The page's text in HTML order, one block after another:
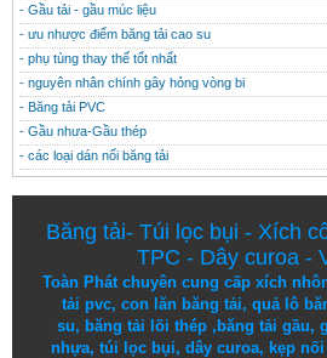
- Gầu tải - gầu múc liệu
- ưu nhược điểm băng tải cao su
- phụ tùng thay thế tốt nhất
- nguyên nhân chính gây hỏng vòng bi
- Băng tải PVC
- Gầu nhưa-Gầu thép
- các loại dán nối băng tải
Băng tải- Túi lọc bụi - Xích
TPC - Dây curoa -
Toàn Phát chuyên cung cấp xích
tải pvc,con lăn băng tải,quả lô
su, băng tải lõi thép,băng tải gầu,
nhựa, túi lọc bụi, dây curoa, kẹp nối